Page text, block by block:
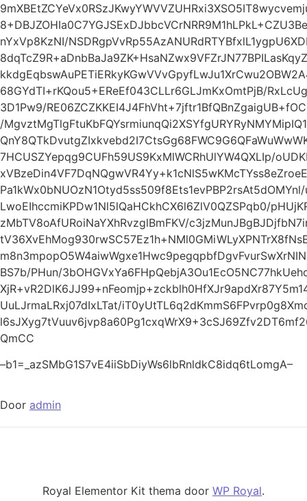
nYxVp8KzNI/
68GYdTI+rKQou5+EReEf043CLLr6GLJmKxOmtPjB/
3D1Pw9/
/
7HCUSZYepqg9CUFh59US9KxMlWCRhUlYW4QXLIp/
LwoEIhccmiKPDw1Nl5lQaHCkhCX6l6ZlV0QZSPqb0/
zMbTV8oAfURoiNaYXhRvzglBmFKV/
BS7b/PHun/
UuLJrmaLRxj07dIxLTat/
QmCC
–b1=_azSMbG1S7vE4iiSbDiyWs6lbRnldkC8idq6tLomgA–
Door admin
Royal Elementor Kit thema door WP Royal.